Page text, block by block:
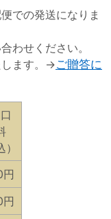
での発送になりま
わせください。
します。→ご贈答に
）
円
円